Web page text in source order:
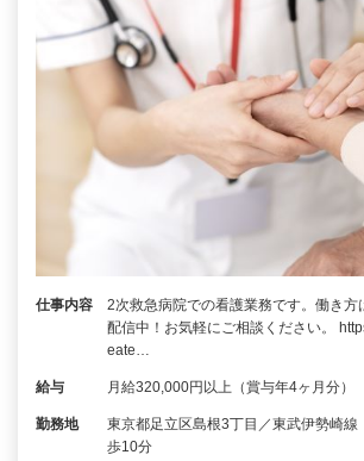
仕事内容
2次救急病院での看護業務です。働き方
配信中！お気軽にご相談ください。
eate…
給与 月給320,000円以上（賞与年4ヶ月分）
勤務地
東京都足立区島根3丁目／東武伊勢崎線
歩10分